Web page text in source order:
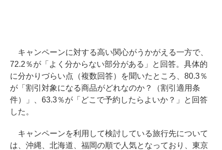
キャンペーンに対する高い関心がうかがえる一方で、
72.2％が「よく分からない部分がある」と回答。具体的
に分かりづらい点（複数回答）を聞いたところ、80.3％
が「割引対象になる商品がどれなのか？（割引適用条
件）」、63.3％が「どこで予約したらよいか？」と回答
した。
キャンペーンを利用して検討している旅行先について
は、沖縄、北海道、福岡の順で人気となっており、東京